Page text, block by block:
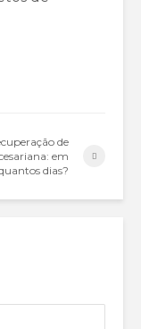
de
em
dias?